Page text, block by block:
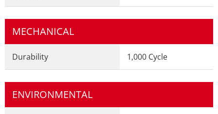
MECHANICAL
Durability 1,000 Cycle
ENVIRONMENTAL